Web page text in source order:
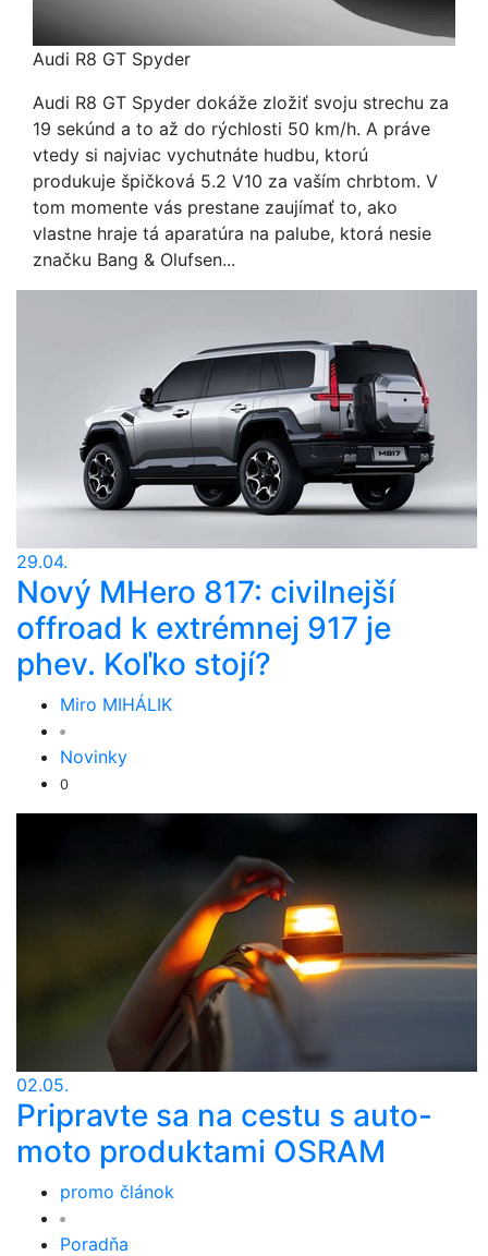
Audi R8 GT Spyder
Audi R8 GT Spyder dokáže zložiť svoju strechu za
19 sekúnd a to až do rýchlosti 50 km/h. A práve
vtedy si najviac vychutnáte hudbu, ktorú
produkuje špičková 5.2 V10 za vaším chrbtom. V
tom momente vás prestane zaujímať to, ako
vlastne hraje tá aparatúra na palube, ktorá nesie
značku Bang & Olufsen...
29.04.
Nový MHero 817: civilnejší
offroad k extrémnej 917 je
phev. Koľko stojí?
Miro MIHÁLIK
Novinky
0
02.05.
Pripravte sa na cestu s auto-
moto produktami OSRAM
promo článok
Poradňa